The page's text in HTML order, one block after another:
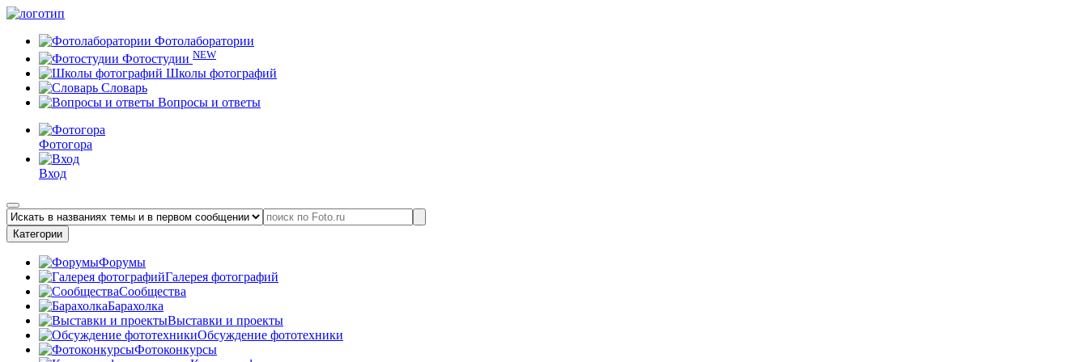
Фотолаборатории
Фотостудии NEW
Школы фотографий
Словарь
Вопросы и ответы
Фотогора
Вход
Категории
Форумы
Галерея фотографий
Сообщества
Барахолка
Выставки и проекты
Обсуждение фототехники
Фотоконкурсы